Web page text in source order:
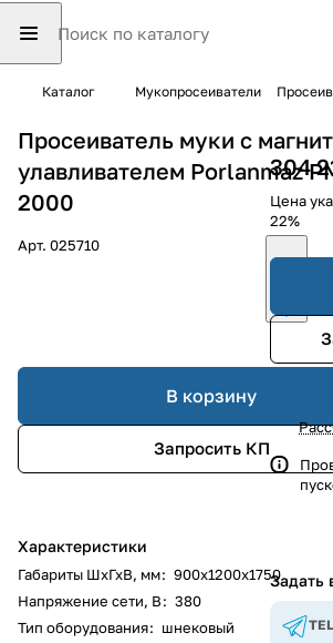
Каталог Мукопросеиватели
Просеиватель муки с
улавливателем Porlanmaz
2000
Арт. 025710
В корзину
Запросить КП
Характеристики
Габариты ШхГхВ, мм: 900х1200х1750
Напряжение сети, В: 380
Тип оборудования: шнековый
304
Цена
22%
Задать